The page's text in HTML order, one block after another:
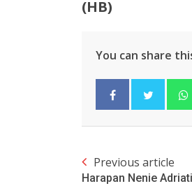
(HB)
You can share
Previous article
Harapan Nenie